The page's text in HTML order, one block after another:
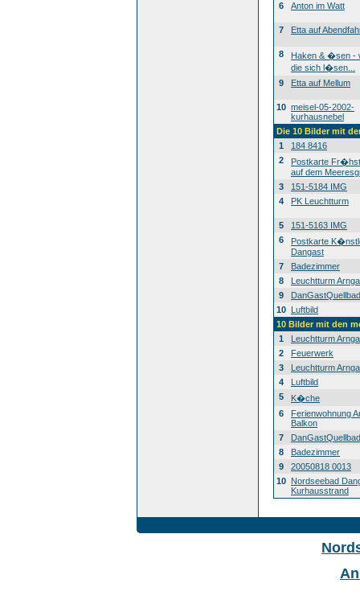
6
Anton im Watt
7 Etta auf
8
Haken & �sen -
die sich l�sen...
9
Etta auf Mellum
10 meisel-05-2002-
kurhausnebel
Die 10 Bilder mit
1
184 8416
2
Postkarte
auf dem
3
151-5184 IMG
4
PK Leuchtturm
5
151-5163 IMG
6
Postkarte
Dangast
7
Badezimmer
8
Leuchtturm
9
DanGastQuellbad
10 Luftbild
10 Bilder mit den
1
Leuchtturm
2
Feuerwerk
3
Leuchtturm
4
Luftbild
5
K�che
6
Ferienwohnung
Balkon
7
DanGastQuellbad
8
Badezimmer
9
20050818 0013
10 Nordseebad
Kurhausstrand